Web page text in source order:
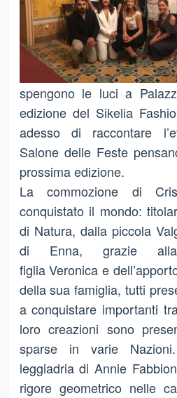
spengono le luci a
edizione del Sikelia
adesso di raccontare
Salone delle Feste
prossima edizione.
La commozione di
conquistato il mondo:
di Natura, dalla piccola
di Enna, grazie
figlia Veronica e
della sua famiglia, tutti
a conquistare importanti
loro creazioni sono
sparse in varie
leggiadria di Annie
rigore geometrico nelle